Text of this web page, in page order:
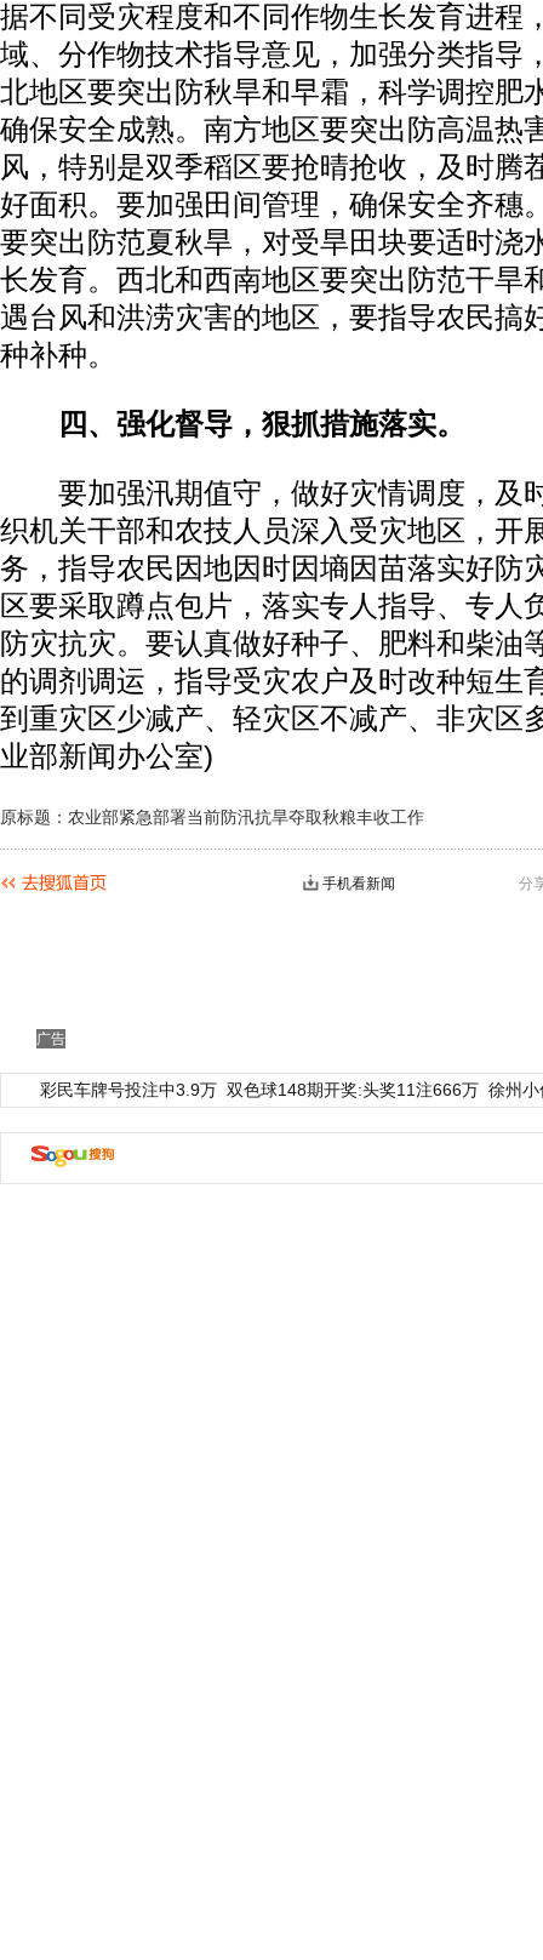
据不同受灾程度和不同作物生长发育进程
域、分作物技术指导意见，加强分类指导
北地区要突出防秋旱和早霜，科学调控肥
确保安全成熟。南方地区要突出防高温热
风，特别是双季稻区要抢晴抢收，及时腾
好面积。要加强田间管理，确保安全齐穗
要突出防范夏秋旱，对受旱田块要适时浇
长发育。西北和西南地区要突出防范干旱
遇台风和洪涝灾害的地区，要指导农民搞
种补种。
四、强化督导，狠抓措施落实。
要加强汛期值守，做好灾情调度，及
织机关干部和农技人员深入受灾地区，开
务，指导农民因地因时因墒因苗落实好防
区要采取蹲点包片，落实专人指导、专人
防灾抗灾。要认真做好种子、肥料和柴油
的调剂调运，指导受灾农户及时改种短生
到重灾区少减产、轻灾区不减产、非灾区
业部新闻办公室)
原标题：农业部紧急部署当前防汛抗旱夺取秋粮丰收工作
分
手机看新闻
广告
彩民车牌号投注中3.9万 双色球148期开奖:头奖11注666万 徐州